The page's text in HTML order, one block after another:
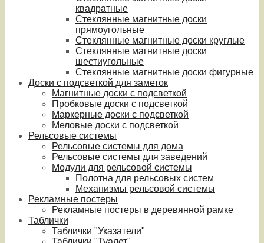
квадратные
Стеклянные магнитные доски
прямоугольные
Стеклянные магнитные доски круглые
Стеклянные магнитные доски
шестиугольные
Стеклянные магнитные доски фигурные
Доски с подсветкой для заметок
Магнитные доски с подсветкой
Пробковые доски с подсветкой
Маркерные доски с подсветкой
Меловые доски с подсветкой
Рельсовые системы
Рельсовые системы для дома
Рельсовые системы для заведений
Модули для рельсовой системы
Полотна для рельсовых систем
Механизмы рельсовой системы
Рекламные постеры
Рекламные постеры в деревянной рамке
Таблички
Таблички "Указатели"